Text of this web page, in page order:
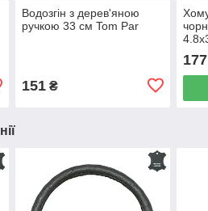
Водозгін з дерев'яною
ручкою 33 см Tom Par
151₴
177